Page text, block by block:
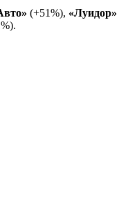
(+51%), «Луидор»